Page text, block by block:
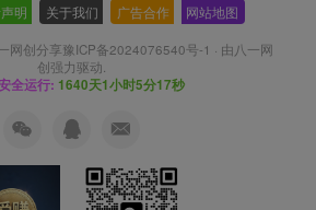
明 关于我们 广告合作 网站地图
网创分享豫ICP备2024076540号-1 · 由八一网
创强力驱动.
全运行: 1640天1小时5分18秒